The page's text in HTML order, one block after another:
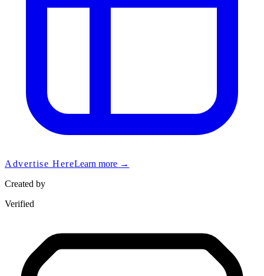
Advertise HereLearn more →
Created by
Verified